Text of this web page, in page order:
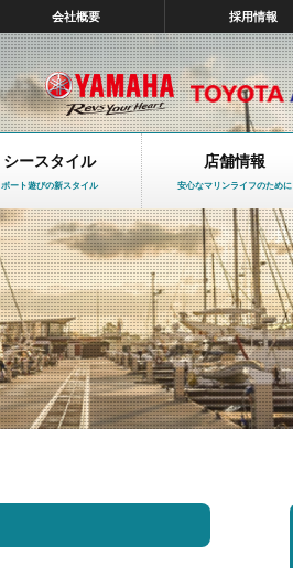
会社概要 採用情報
シースタイル
ボート遊びの新スタイル
店舗情報
安心なマリンライフのために